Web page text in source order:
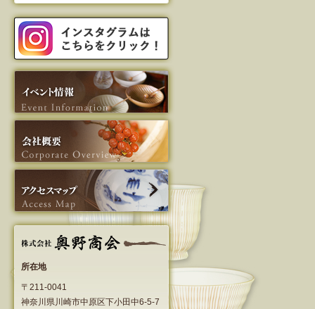
所在地
〒211-0041
神奈川県川崎市中原区下小田中6-5-7